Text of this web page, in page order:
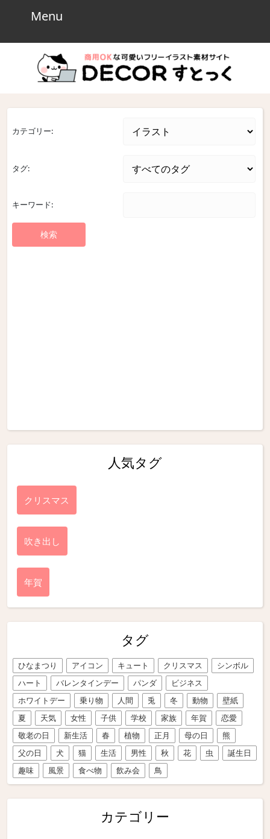
Menu
カテゴリー:
タグ:
キーワード:
人気タグ
クリスマス
吹き出し
年賀
タグ
ひなまつり アイコン キュート クリスマス
シンボル
ハート
バレンタインデー パンダ
ビジネス
ホワイトデー
乗り物 人間 兎 冬 動物
壁紙
夏
天気 女性 子供 学校 家族 年賀
恋愛
敬老の日
新生活 春 植物 正月 母の日
熊
父の日
犬 猫 生活 男性 秋 花 虫
誕生日
趣味
風景 食べ物 飲み会 鳥
カテゴリー